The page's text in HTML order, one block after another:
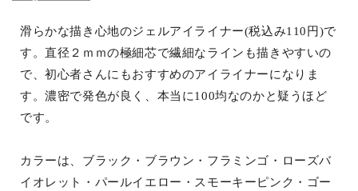
滑らかな描き心地のジェルアイライナー(税込み110円)で
す。直径２ｍｍの極細芯で繊細なラインも描きやすいの
で、初心者さんにもおすすめのアイライナーになりま
す。濃密で発色が良く、本当に100均なのかと疑うほど
です。
カラーは、ブラック・ブラウン・フラミンゴ・ローズバ
イオレット・パールイエロー・スモーキーピンク・ゴー